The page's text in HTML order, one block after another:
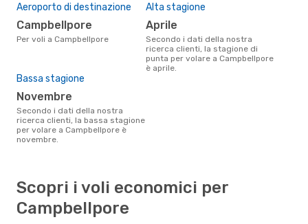
Aeroporto di destinazione
Campbellpore
Per voli a Campbellpore
Alta stagione
aprile
Secondo i dati della nostra
ricerca clienti, la stagione di
punta per volare a Campbellpore
è aprile.
Bassa stagione
novembre
Secondo i dati della nostra
ricerca clienti, la bassa stagione
per volare a Campbellpore è
novembre.
Scopri i voli economici per
Campbellpore